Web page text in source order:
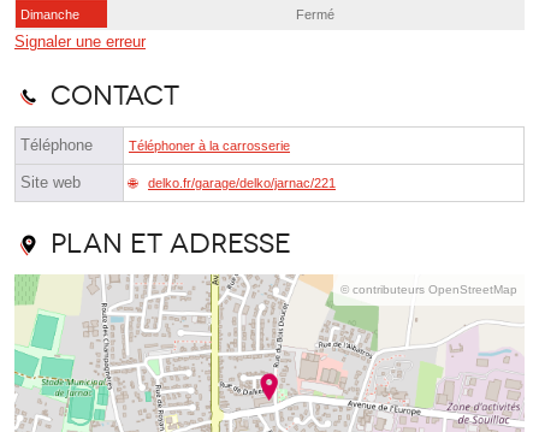
Dimanche
Fermé
Signaler une erreur
Contact
Téléphone Téléphoner à la carrosserie
Site web delko.fr/garage/delko/jarnac/221
Plan et adresse
© contributeurs OpenStreetMap